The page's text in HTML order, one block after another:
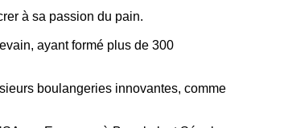
à sa passion du pain.
ayant formé plus de 300
boulangeries innovantes, comme